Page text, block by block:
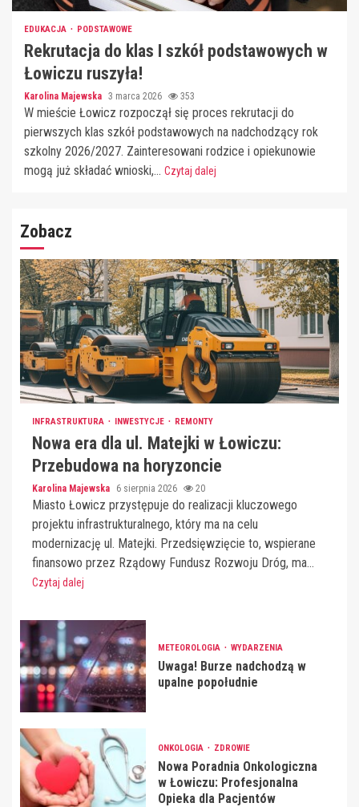
EDUKACJA PODSTAWOWE
Rekrutacja do klas I szkół podstawowych w
Łowiczu ruszyła!
Karolina Majewska 3 marca 2026 353
W mieście Łowicz rozpoczął się proces rekrutacji do
pierwszych klas szkół podstawowych na nadchodzący rok
szkolny 2026/2027. Zainteresowani rodzice i opiekunowie
mogą już składać wnioski,... Czytaj dalej
Zobacz
INFRASTRUKTURA INWESTYCJE REMONTY
Nowa era dla ul. Matejki w Łowiczu:
Przebudowa na horyzoncie
Karolina Majewska 6 sierpnia 2026 20
Miasto Łowicz przystępuje do realizacji kluczowego
projektu infrastrukturalnego, który ma na celu
modernizację ul. Matejki. Przedsięwzięcie to, wspierane
finansowo przez Rządowy Fundusz Rozwoju Dróg, ma...
Czytaj dalej
METEOROLOGIA WYDARZENIA
Uwaga! Burze nadchodzą w
upalne popołudnie
ONKOLOGIA ZDROWIE
Nowa Poradnia Onkologiczna
w Łowiczu: Profesjonalna
Opieka dla Pacjentów